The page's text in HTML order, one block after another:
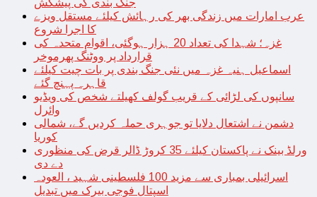
جنگ بندی کی پیشکش
عرب امارات میں زندگی بھر کی رہائش کیلئے مستقل ویزے
کا اجرا شروع
غزہ؛ شہدا کی تعداد 20 ہزار ہوگئی، اقوام متحدہ کی
قرارداد پر ووٹنگ پھرموخر
اسماعیل ہنیہ غزہ میں نئی جنگ بندی پر بات چیت کیلئے
قاہرہ پہنچ گئے
سانپوں کی لڑائی کے قریب گولف کھیلتے شخص کی ویڈیو
وائرل
دشمن نے اشتعال دلایا تو جوہری حملہ کردیں گے، شمالی
کوریا
ورلڈ بینک نے پاکستان کیلئے 35 کروڑ ڈالر قرض کی منظوری
دے دی
اسرائیلی بمباری سے مزید 100 فلسطینی شہید ، العودہ
اسپتال فوجی بیرک میں تبدیل